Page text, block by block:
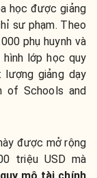
học được giảng
sư phạm. Theo
phụ huynh và
lớp học quy
giảng dạy
of Schools and
được mở rộng
triệu USD mà